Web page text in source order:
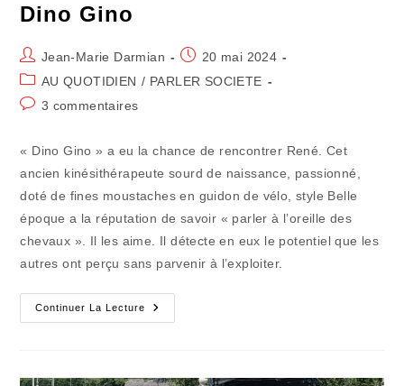
Dino Gino
Auteur/autrice
de
publication :
Jean-Marie Darmian
Publication
publiée :
20 mai 2024
Post
category:
AU QUOTIDIEN / PARLER SOCIETE
Commentaires
3 commentaires
« Dino Gino » a eu la chance de rencontrer René. Cet
ancien kinésithérapeute sourd de naissance, passionné,
doté de fines moustaches en guidon de vélo, style Belle
époque a la réputation de savoir « parler à l’oreille des
chevaux ». Il les aime. Il détecte en eux le potentiel que les
autres ont perçu sans parvenir à l’exploiter.
Continuer La Lecture
La
Renaissance